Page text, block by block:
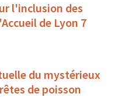
l'inclusion des
de Lyon 7
du mystérieux
de poisson